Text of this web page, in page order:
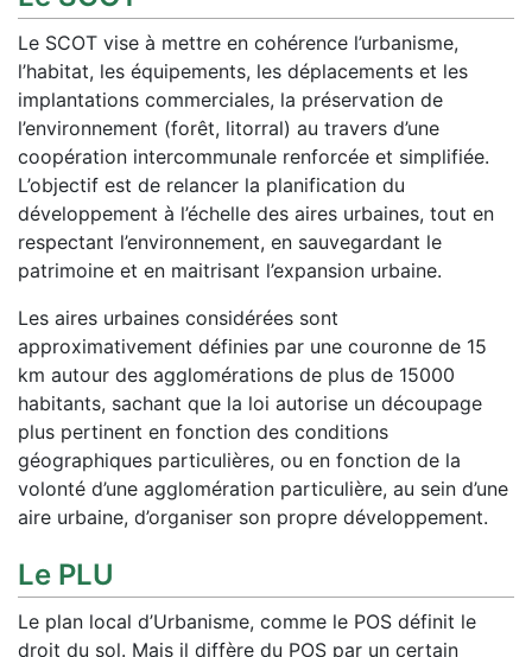
Le SCOT vise à mettre en cohérence l’urbanisme,
l’habitat, les équipements, les déplacements et les
implantations commerciales, la préservation de
l’environnement (forêt, litorral) au travers d’une
coopération intercommunale renforcée et simplifiée.
L’objectif est de relancer la planification du
développement à l’échelle des aires urbaines, tout en
respectant l’environnement, en sauvegardant le
patrimoine et en maitrisant l’expansion urbaine.
Les aires urbaines considérées sont
approximativement définies par une couronne de 15
km autour des agglomérations de plus de 15000
habitants, sachant que la loi autorise un découpage
plus pertinent en fonction des conditions
géographiques particulières, ou en fonction de la
volonté d’une agglomération particulière, au sein d’une
aire urbaine, d’organiser son propre développement.
Le PLU
Le plan local d’Urbanisme, comme le POS définit le
droit du sol. Mais il diffère du POS par un certain